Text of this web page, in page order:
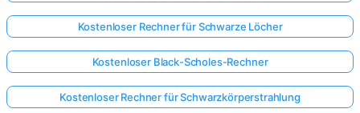
Kostenloser Rechner für Schwarze Löcher
Kostenloser Black-Scholes-Rechner
Kostenloser Rechner für Schwarzkörperstrahlung